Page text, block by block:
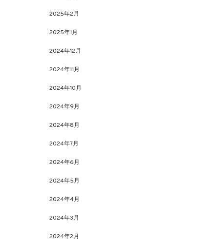
2025年2月
2025年1月
2024年12月
2024年11月
2024年10月
2024年9月
2024年8月
2024年7月
2024年6月
2024年5月
2024年4月
2024年3月
2024年2月